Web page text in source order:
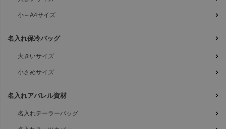
小～A4サイズ
名入れ保冷バッグ
大きいサイズ
小さめサイズ
名入れアパレル資材
名入れテーラーバッグ